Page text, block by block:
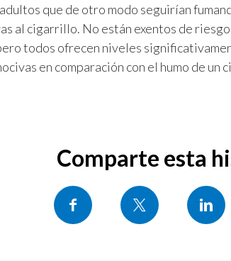
que de otro modo seguirían
al cigarrillo. No están exentos de
todos ofrecen niveles
en comparación con el humo de un
Comparte esta